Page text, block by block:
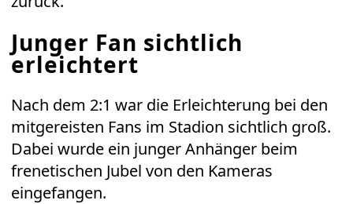
Junger Fan sichtlich
erleichtert
Nach dem 2:1 war die Erleichterung bei den
mitgereisten Fans im Stadion sichtlich groß.
Dabei wurde ein junger Anhänger beim
frenetischen Jubel von den Kameras
eingefangen.